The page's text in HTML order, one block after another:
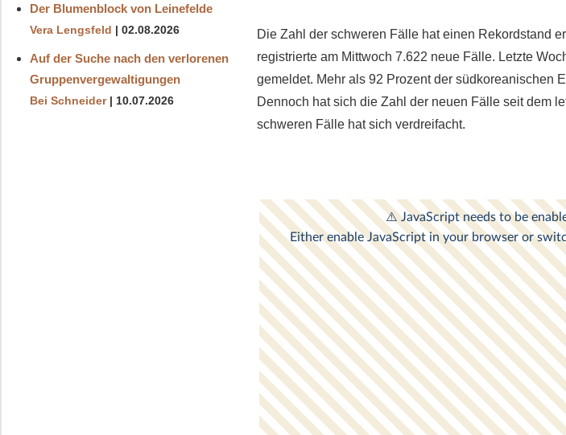
Die Zahl der schweren Fälle hat einen Rekordstand
registrierte am Mittwoch 7.622 neue Fälle. Letzte
gemeldet. Mehr als 92 Prozent der südkoreanischen
Dennoch hat sich die Zahl der neuen Fälle seit dem
schweren Fälle hat sich verdreifacht.
Der Blumenblock von Leinefelde
Vera Lengsfeld 02.08.2026
Auf der Suche nach den verlorenen
Gruppenvergewaltigungen
Bei Schneider 10.07.2026